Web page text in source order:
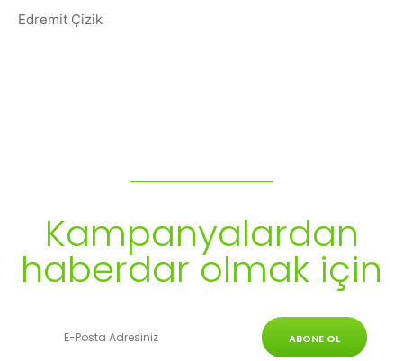
Edremit Çizik
Kampanyalardan
haberdar olmak için
ABONE OL